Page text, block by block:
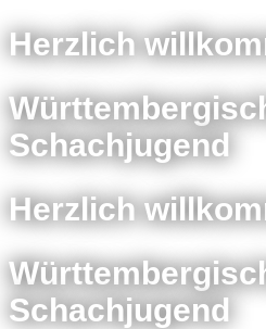
Herzlich
Schachjugend
Herzlich
Schachjugend